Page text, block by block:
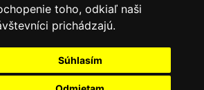
toho, odkiaľ naši
prichádzajú.
Súhlasím